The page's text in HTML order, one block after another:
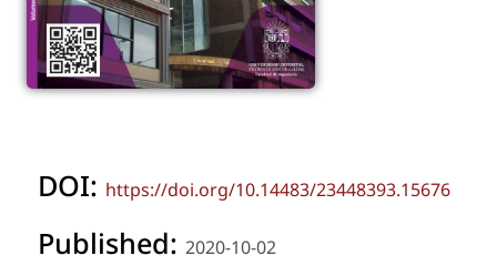
DOI: https://doi.org/10.14483/23448393.15676
Published: 2020-10-02